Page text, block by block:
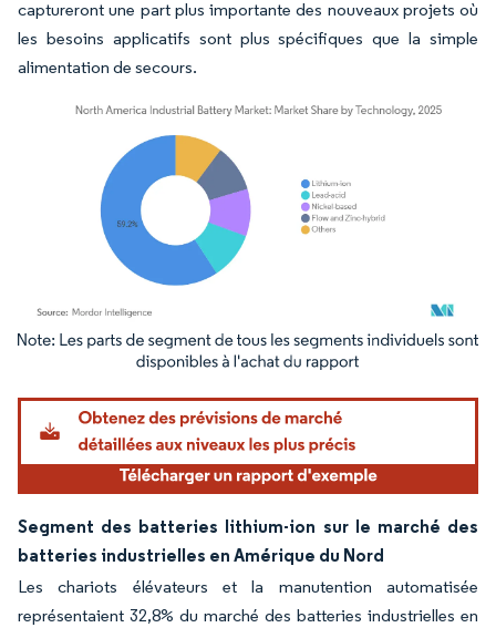
captureront une part plus importante des nouveaux projets où
les besoins applicatifs sont plus spécifiques que la simple
alimentation de secours.
Image © Mordor Intelligence. La réutilisation nécessite une attribution sous CC BY
Segment des batteries lithium-ion sur le marché des
batteries industrielles en Amérique du Nord
Les chariots élévateurs et la manutention automatisée
représentaient 32,8% du marché des batteries industrielles en